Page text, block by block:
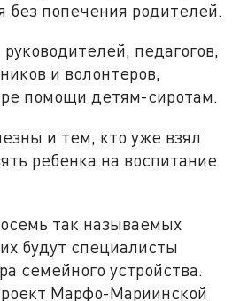
без попечения родителей.
педагогов,
и волонтеров,
помощи детям-сиротам.
и тем, кто уже взял
ребенка на воспитание
так называемых
будут специалисты
семейного устройства.
Марфо-Мариинской